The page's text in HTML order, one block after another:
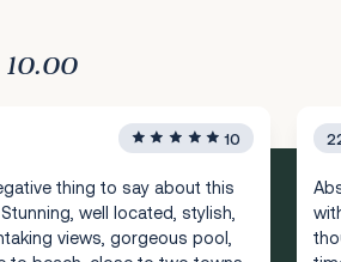
10.00
10
thing to say about this
well located, stylish,
views, gorgeous pool,